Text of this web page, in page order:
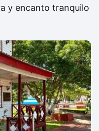
y encanto tranquilo